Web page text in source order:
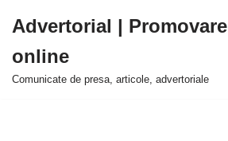
la
conținut
Advertorial | Promovare
online
Comunicate de presa, articole, advertoriale